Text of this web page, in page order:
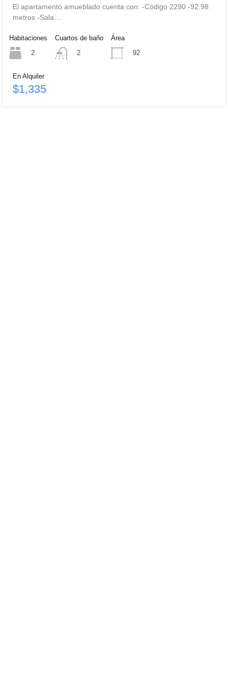
El apartamento amueblado cuenta con: -Código 2290 -92.98
metros -Sala…
Habitaciones
2
Cuartos de baño
2
Área
92
En Alquiler
$1,335